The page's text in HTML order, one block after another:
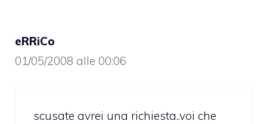
eRRiCo
01/05/2008 alle 00:06
scusate avrei una richiesta..voi che